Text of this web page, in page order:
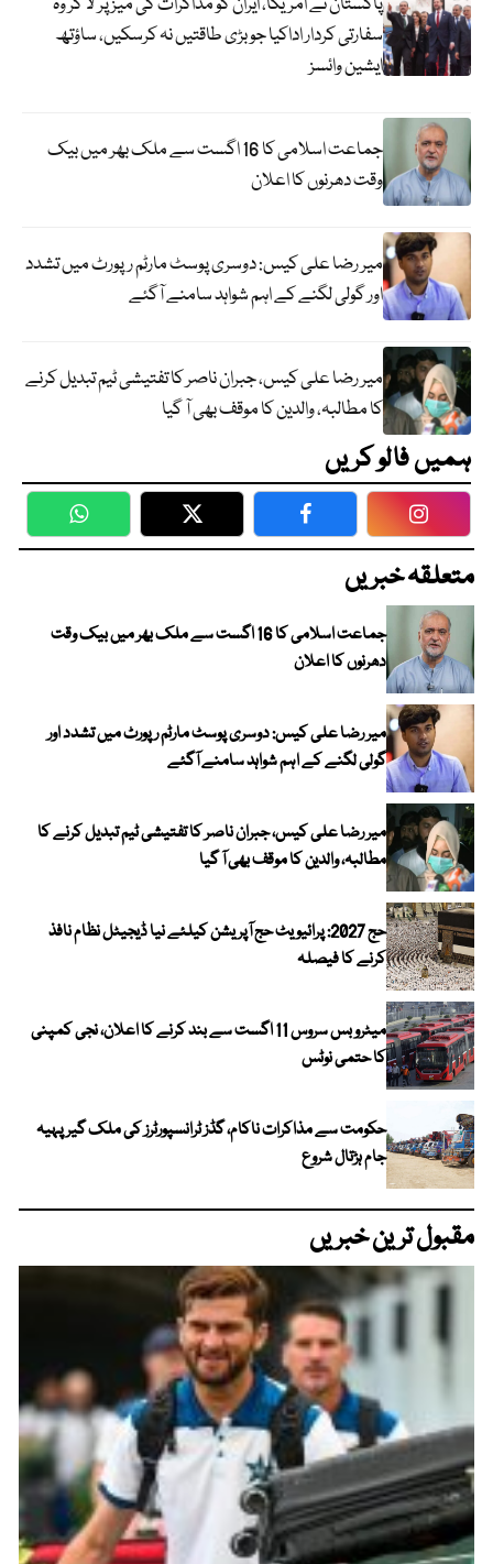
سفارتی کردار اداکیا جو بڑی طاقتیں نہ کرسکیں، ساؤتھ
ایشین وائسز
جماعت اسلامی کا 16 اگست سے ملک بھر میں بیک
وقت دھرنوں کا اعلان
میر رضا علی کیس: دوسری پوسٹ مارٹم رپورٹ میں تشدد
اور گولی لگنے کے اہم شواہد سامنے آگئے
میر رضا علی کیس، جبران ناصر کا تفتیشی ٹیم تبدیل کرنے
کا مطالبہ، والدین کا موقف بھی آ گیا
ہمیں فالو کریں
WhatsApp Twitter Facebook
متعلقہ خبریں
جماعت اسلامی کا 16 اگست سے ملک بھر میں بیک وقت
دھرنوں کا اعلان
میر رضا علی کیس: دوسری پوسٹ مارٹم رپورٹ میں تشدد اور
گولی لگنے کے اہم شواہد سامنے آگئے
میر رضا علی کیس، جبران ناصر کا تفتیشی ٹیم تبدیل کرنے کا
مطالبہ، والدین کا موقف بھی آ گیا
حج 2027: پرائیویٹ حج آپریشن کیلئے نیا ڈیجیٹل نظام نافذ
کرنے کا فیصلہ
میٹرو بس سروس 11 اگست سے بند کرنے کا اعلان، نجی کمپنی
کا حتمی نوٹس
حکومت سے مذاکرات ناکام، گڈز ٹرانسپورٹرز کی ملک گیر پہیہ
جام ہڑتال شروع
مقبول ترین خبریں